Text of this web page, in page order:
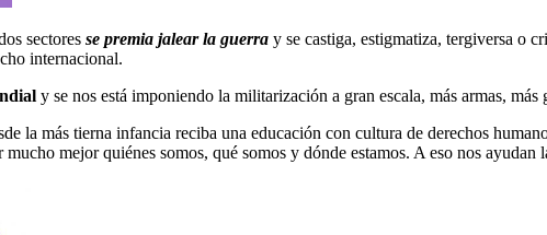
sectores se premia jalear la guerra y se castiga, estigmatiza, tergiversa o
internacional.
y se nos está imponiendo la militarización a gran escala, más armas,
la más tierna infancia reciba una educación con cultura de derechos
mejor quiénes somos, qué somos y dónde estamos. A eso nos ayudan